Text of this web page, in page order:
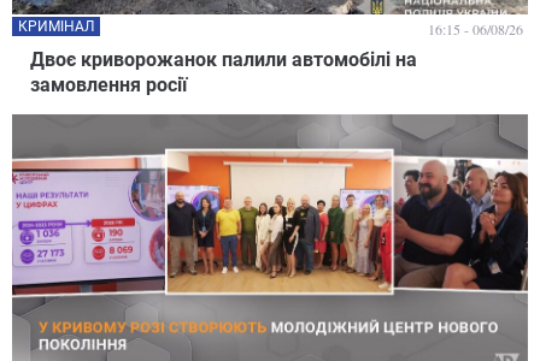
Двоє криворожанок палили автомобілі на
замовлення росії
КРИМІНАЛ 16:15 - 06/08/26